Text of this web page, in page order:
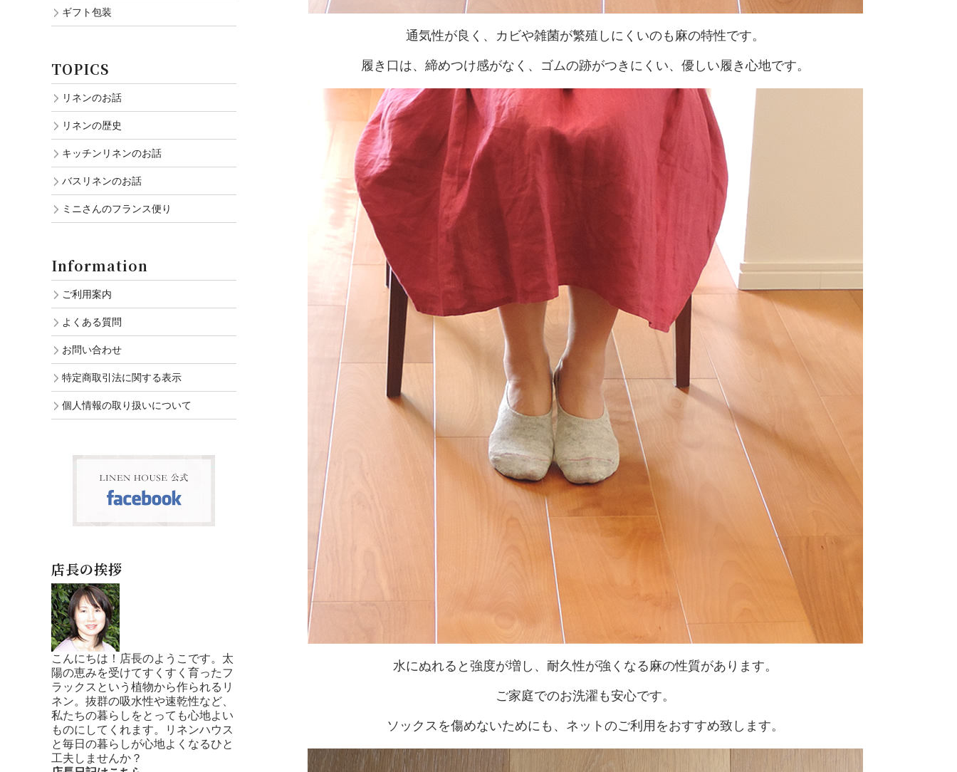
通気性が良く、カビや雑菌が繁殖しにくいのも麻の特性です。
履き口は、締めつけ感がなく、ゴムの跡がつきにくい、優しい履き心地です。
水にぬれると強度が増し、耐久性が強くなる麻の性質があります。
ご家庭でのお洗濯も安心です。
ソックスを傷めないためにも、ネットのご利用をおすすめ致します。
ギフト包装
TOPICS
リネンのお話
リネンの歴史
キッチンリネンのお話
バスリネンのお話
ミニさんのフランス便り
Information
ご利用案内
よくある質問
お問い合わせ
特定商取引法に関する表示
個人情報の取り扱いについて
店長の挨拶
こんにちは！店長のようこです。太
陽の恵みを受けてすくすく育ったフ
ラックスという植物から作られるリ
ネン。抜群の吸水性や速乾性など、
私たちの暮らしをとっても心地よい
ものにしてくれます。リネンハウス
と毎日の暮らしが心地よくなるひと
工夫しませんか？